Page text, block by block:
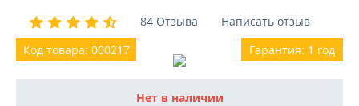
84 Отзыва
Написать отзыв
Гарантия: 1 год
Код товара: 000217
Нет в наличии